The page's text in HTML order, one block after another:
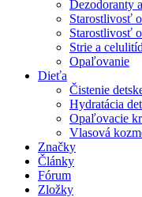
Dezodoranty
Starostlivosť
Starostlivosť
Strie a
Opaľovanie
Dieťa
Čistenie
Hydratácia
Opaľovacie
Vlasová
Značky
Články
Fórum
Zložky